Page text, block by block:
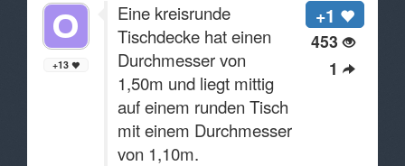
+1
453
1
+13
Eine kreisrunde
Tischdecke hat einen
Durchmesser von
1,50m und liegt mittig
auf einem runden Tisch
mit einem Durchmesser
von 1,10m.